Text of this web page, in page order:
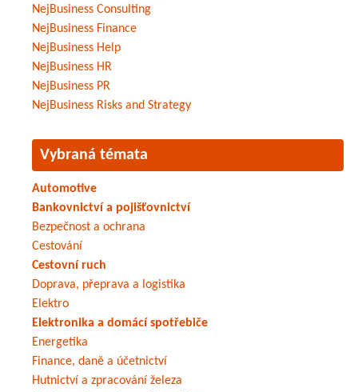
NejBusiness Consulting
NejBusiness Finance
NejBusiness Help
NejBusiness HR
NejBusiness PR
NejBusiness Risks and Strategy
Vybraná témata
Automotive
Bankovnictví a pojišťovnictví
Bezpečnost a ochrana
Cestování
Cestovní ruch
Doprava, přeprava a logistika
Elektro
Elektronika a domácí spotřebiče
Energetika
Finance, daně a účetnictví
Hutnictví a zpracování železa